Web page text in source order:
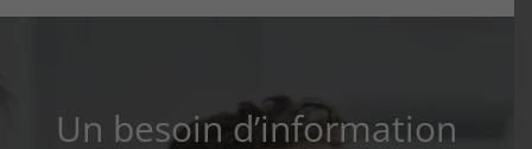
Un besoin d’information